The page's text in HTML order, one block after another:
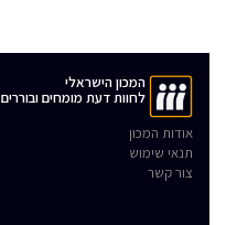
המכון הישראלי
לחוות דעת מומחים ובוררים
אודות המכון
תנאי שימוש
צור קשר